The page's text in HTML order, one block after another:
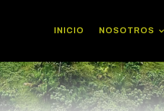
INICIO NOSOTROS